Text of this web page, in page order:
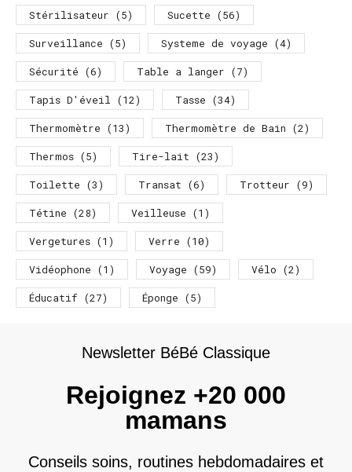
Stérilisateur (5) Sucette (56)
Surveillance (5) Systeme de voyage (4)
Sécurité (6) Table a langer (7)
Tapis D'éveil (12) Tasse (34)
Thermomètre (13) Thermomètre de Bain (2)
Thermos (5) Tire-lait (23)
Toilette (3) Transat (6) Trotteur (9)
Tétine (28) Veilleuse (1)
Vergetures (1) Verre (10)
Vidéophone (1) Voyage (59) Vélo (2)
Éducatif (27) Éponge (5)
Newsletter BéBé Classique
Rejoignez +20 000
mamans
Conseils soins, routines hebdomadaires et